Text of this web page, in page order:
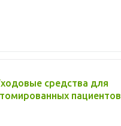
средства для
пациентов